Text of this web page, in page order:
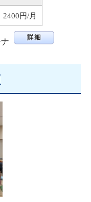
2400円/月